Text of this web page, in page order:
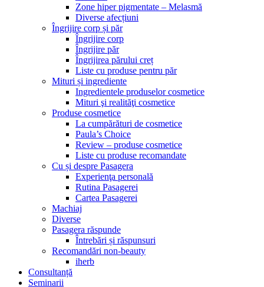
Zone hiper pigmentate – Melasmă
Diverse afecțiuni
Îngrijire corp și păr
Îngrijire corp
Îngrijire păr
Îngrijirea părului creț
Liste cu produse pentru păr
Mituri și ingrediente
Ingredientele produselor cosmetice
Mituri şi realităţi cosmetice
Produse cosmetice
La cumpărături de cosmetice
Paula’s Choice
Review – produse cosmetice
Liste cu produse recomandate
Cu și despre Pasagera
Experienţa personală
Rutina Pasagerei
Cartea Pasagerei
Machiaj
Diverse
Pasagera răspunde
Întrebări și răspunsuri
Recomandări non-beauty
iherb
Consultanță
Seminarii